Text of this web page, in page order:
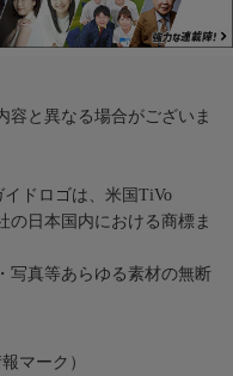
容と異なる場合がございま
ドロゴは、米国TiVo
の日本国内における商標ま
写真等あらゆる素材の無断
マーク）